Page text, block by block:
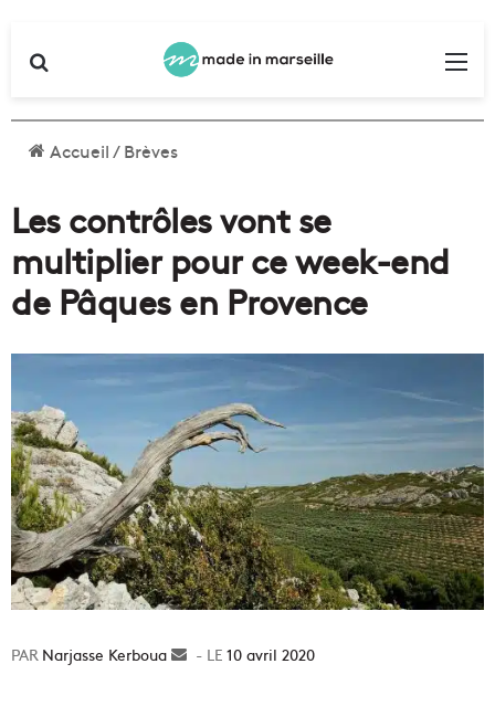
Accueil/Brèves
Les contrôles vont se
multiplier pour ce week-end
de Pâques en Provence
Narjasse Kerboua
Envoyer10 avril 2020